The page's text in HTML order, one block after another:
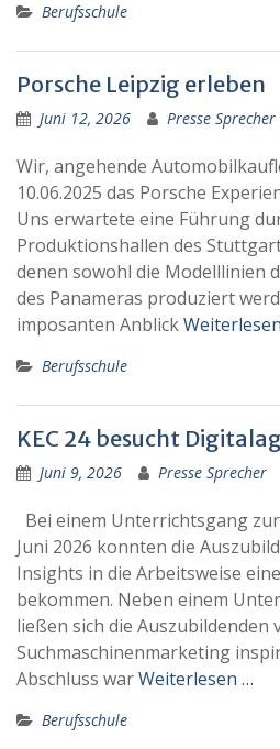
Berufsschule
Porsche Leipzig erleben
Juni 12, 2026 Presse Sprecher
Wir, angehende
10.06.2025 das Porsche
Uns erwartete eine Führung
Produktionshallen des
denen sowohl die Modelllinien
des Panameras produziert
imposanten Anblick
Berufsschule
KEC 24 besucht
Juni 9, 2026 Presse Sprecher
Bei einem Unterrichtsgang
Juni 2026 konnten die
Insights in die Arbeitsweise
bekommen. Neben einem
ließen sich die Auszubildenden
Suchmaschinenmarketing
Abschluss warWeiterlesen …
Berufsschule